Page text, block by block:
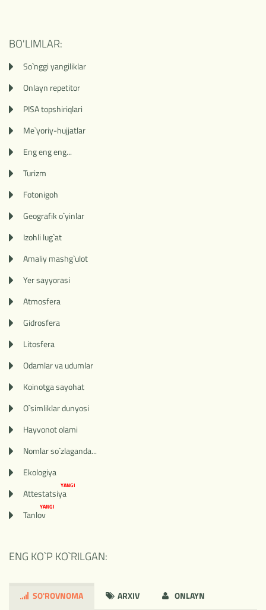
BO'LIMLAR:
So`nggi yangiliklar
Onlayn repetitor
PISA topshiriqlari
Me`yoriy-hujjatlar
Eng eng eng...
Turizm
Fotonigoh
Geografik o`yinlar
Izohli lug`at
Amaliy mashg`ulot
Yer sayyorasi
Atmosfera
Gidrosfera
Litosfera
Odamlar va udumlar
Koinotga sayohat
O`simliklar dunyosi
Hayvonot olami
Nomlar so`zlaganda...
Ekologiya
Attestatsiya
YANGI
Tanlov
YANGI
ENG KO`P KO`RILGAN:
SO'ROVNOMA ARXIV ONLAYN